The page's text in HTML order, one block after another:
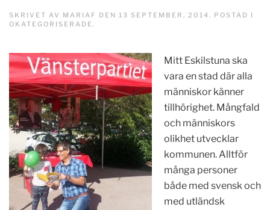
SKRIVET AV MARIAF DEN 13 SEPTEMBER, 2014. POSTAD I
OKATEGORISERADE.
Mitt Eskilstuna ska
vara en stad där alla
människor känner
tillhörighet. Mångfald
och människors
olikhet utvecklar
kommunen. Alltför
många personer
både med svensk och
med utländsk